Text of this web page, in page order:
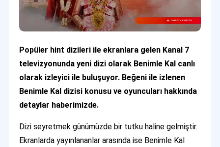
Popüler hint dizileri ile ekranlara gelen Kanal 7
televizyonunda yeni dizi olarak Benimle Kal canlı
olarak izleyici ile buluşuyor. Beğeni ile izlenen
Benimle Kal dizisi konusu ve oyuncuları hakkında
detaylar haberimizde.
Dizi seyretmek günümüzde bir tutku haline gelmiştir.
Ekranlarda yayınlananlar arasında ise Benimle Kal